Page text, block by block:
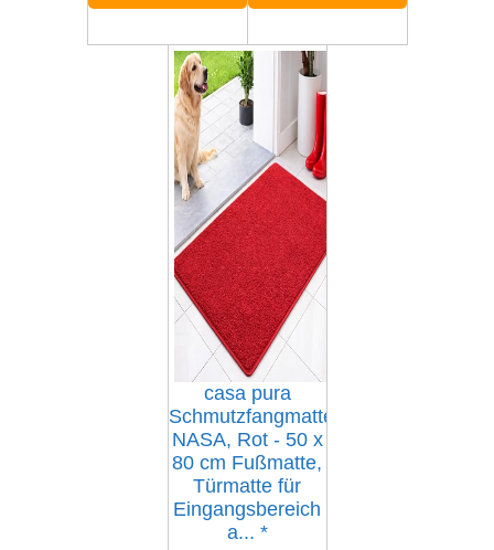
casa pura
Schmutzfangmatte
NASA, Rot - 50 x
80 cm Fußmatte,
Türmatte für
Eingangsbereich
a... *